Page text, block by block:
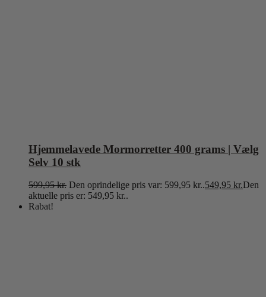
Hjemmelavede Mormorretter 400 grams | Vælg
Selv 10 stk
599,95kr. Den oprindelige pris var: 599,95 kr..549,95 kr.Den
aktuelle pris er: 549,95 kr..
Rabat!